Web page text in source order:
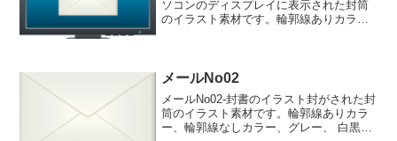
ソコンのディスプレイに表示された封筒
のイラスト素材です。輪郭線ありカラ
ラスト輪郭線あり...
メールNo02
メールNo02-封書のイラスト封がされた封
筒のイラスト素材です。輪郭線ありカラ
ー、輪郭線なしカラー、グレー、 白黒の